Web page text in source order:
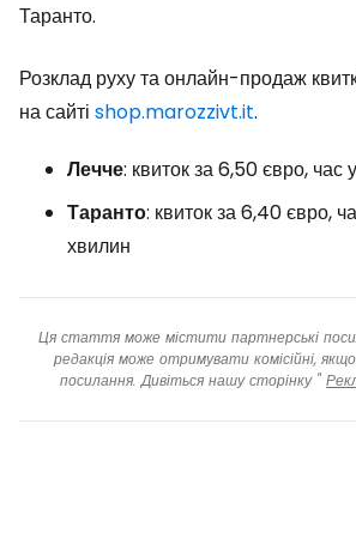
Таранто.
Розклад руху та онлайн-продаж
на сайті shop.marozzivt.it.
Лечче: квиток за 6,50 євро, час
Таранто: квиток за 6,40 євро,
хвилин
Ця стаття може містити партнерські
редакція може отримувати комісійні,
посилання. Дивіться нашу сторінку "